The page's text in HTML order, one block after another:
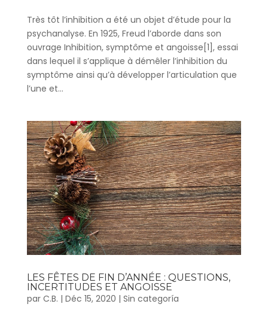
Très tôt l’inhibition a été un objet d’étude pour la
psychanalyse. En 1925, Freud l’aborde dans son
ouvrage Inhibition, symptôme et angoisse[1], essai
dans lequel il s’applique à démêler l’inhibition du
symptôme ainsi qu’à développer l’articulation que
l’une et...
LES FÊTES DE FIN D’ANNÉE : QUESTIONS,
INCERTITUDES ET ANGOISSE
par C.B. | Déc 15, 2020 | Sin categoría